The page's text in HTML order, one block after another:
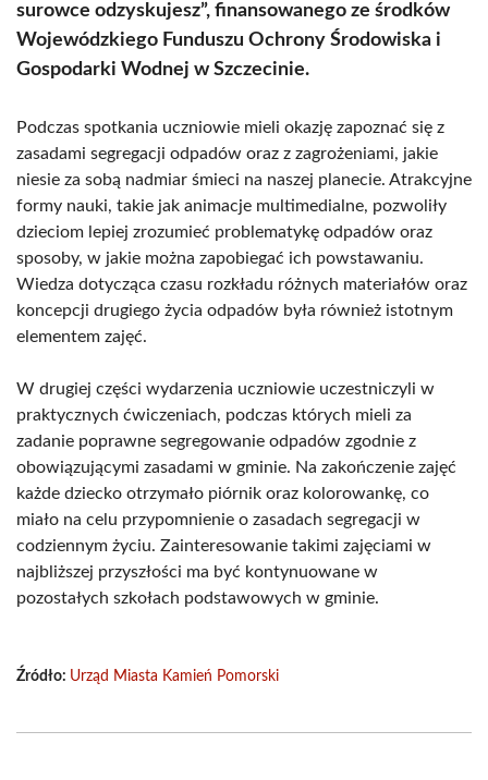
surowce odzyskujesz”, finansowanego ze środków
Wojewódzkiego Funduszu Ochrony Środowiska i
Gospodarki Wodnej w Szczecinie.
Podczas spotkania uczniowie mieli okazję zapoznać się z
zasadami segregacji odpadów oraz z zagrożeniami, jakie
niesie za sobą nadmiar śmieci na naszej planecie. Atrakcyjne
formy nauki, takie jak animacje multimedialne, pozwoliły
dzieciom lepiej zrozumieć problematykę odpadów oraz
sposoby, w jakie można zapobiegać ich powstawaniu.
Wiedza dotycząca czasu rozkładu różnych materiałów oraz
koncepcji drugiego życia odpadów była również istotnym
elementem zajęć.
W drugiej części wydarzenia uczniowie uczestniczyli w
praktycznych ćwiczeniach, podczas których mieli za
zadanie poprawne segregowanie odpadów zgodnie z
obowiązującymi zasadami w gminie. Na zakończenie zajęć
każde dziecko otrzymało piórnik oraz kolorowankę, co
miało na celu przypomnienie o zasadach segregacji w
codziennym życiu. Zainteresowanie takimi zajęciami w
najbliższej przyszłości ma być kontynuowane w
pozostałych szkołach podstawowych w gminie.
Źródło: Urząd Miasta Kamień Pomorski